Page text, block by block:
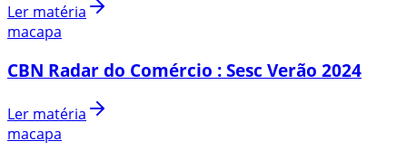
Ler matéria
macapa
CBN Radar do Comércio : Sesc Verão 2024
Ler matéria
macapa